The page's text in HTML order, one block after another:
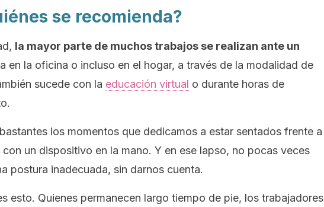
se recomienda?
la mayor parte de muchos trabajos se realizan ante un
en la oficina o incluso en el hogar, a través de la modalidad de
sucede con la educación virtual o durante horas de
los momentos que dedicamos a estar sentados frente a
con un dispositivo en la mano. Y en ese lapso, no pocas veces
postura inadecuada, sin darnos cuenta.
esto. Quienes permanecen largo tiempo de pie, los trabajadores